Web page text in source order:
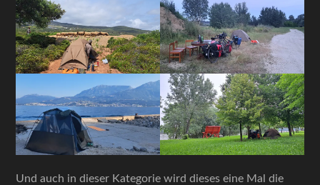
Und auch in dieser Kategorie wird dieses eine Mal die